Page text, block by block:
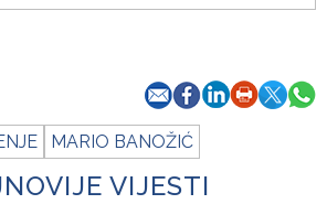
MARIO BANOŽIĆ
VIJESTI